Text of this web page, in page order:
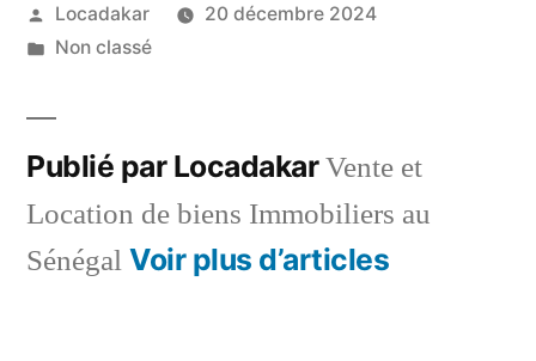
Publié
par
Locadakar
20 décembre 2024
Publié
Non classé
Publié par LocadakarVente et
Location de biens Immobiliers au
Sénégal Voir plus d’articles